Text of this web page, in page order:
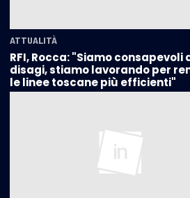
ATTUALITÀ
RFI, Rocca: "Siamo consapevoli
disagi, stiamo lavorando per
le linee toscane più efficienti"